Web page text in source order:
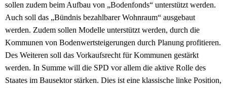
sollen zudem beim Aufbau von „Bodenfonds“ unterstützt werden.
Auch soll das „Bündnis bezahlbarer Wohnraum“ ausgebaut
werden. Zudem sollen Modelle unterstützt werden, durch die
Kommunen von Bodenwertsteigerungen durch Planung profitieren.
Des Weiteren soll das Vorkaufsrecht für Kommunen gestärkt
werden. In Summe will die SPD vor allem die aktive Rolle des
Staates im Bausektor stärken. Dies ist eine klassische linke Position,